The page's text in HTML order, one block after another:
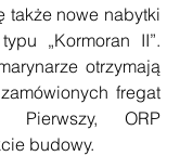
także nowe nabytki
„Kormoran II”.
otrzymają
fregat
Pierwszy, ORP
budowy.